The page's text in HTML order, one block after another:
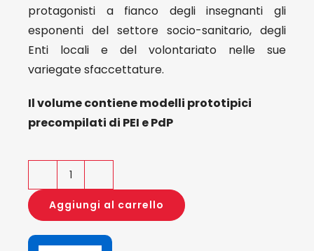
protagonisti a fianco degli insegnanti gli
esponenti del settore socio-sanitario, degli
Enti locali e del volontariato nelle sue
variegate sfaccettature.
Il volume contiene modelli prototipici
precompilati di PEI e PdP
Redigere
il
nuovo
PEI
Aggiungi al carrello